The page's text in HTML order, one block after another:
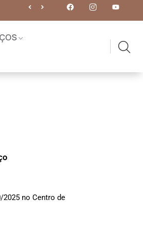
no Centro de